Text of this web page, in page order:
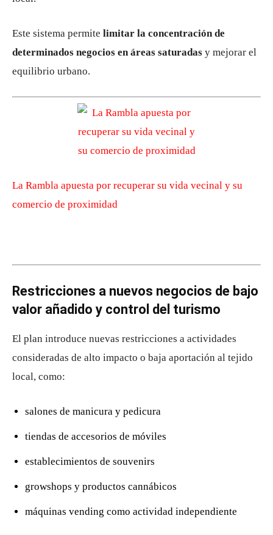
Este sistema permite limitar la concentración de
determinados negocios en áreas saturadas y mejorar el
equilibrio urbano.
La Rambla apuesta por recuperar su vida vecinal y su
comercio de proximidad
Restricciones a nuevos negocios de bajo
valor añadido y control del turismo
El plan introduce nuevas restricciones a actividades
consideradas de alto impacto o baja aportación al tejido
local, como:
salones de manicura y pedicura
tiendas de accesorios de móviles
establecimientos de souvenirs
growshops y productos cannábicos
máquinas vending como actividad independiente